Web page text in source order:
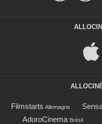
Filmstarts Allemagne
AdoroCinema Brésil